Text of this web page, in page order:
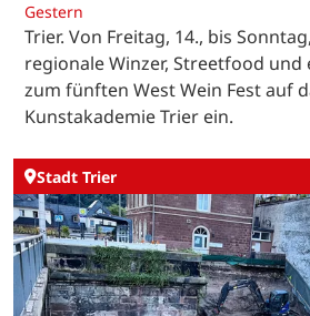
Gestern
Trier. Von Freitag, 14., bis
regionale Winzer, Streetfood und
zum fünften West Wein Fest auf
Kunstakademie Trier ein.
Stadt Trier